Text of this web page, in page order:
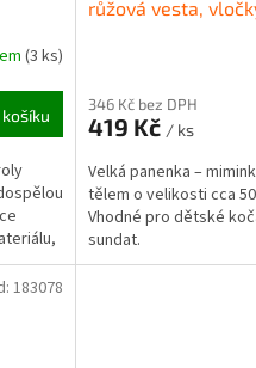
(3 ks)
růžová vesta,
346 Kč bez DPH
419 Kč / ks
Velká panenka –
tělem o velikosti cca 50
Vhodné pro dětské
sundat.
183078